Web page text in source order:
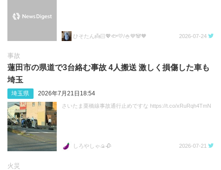
ひそたん👼🏻💖🐟️💛/🍚💙🐼🧡 2026-07-24
事故
蓮田市の県道で3台絡む事故 4人搬送 激しく損傷した車も
埼玉
埼玉県 2026年7月21日18:54
さいたま栗橋線事故通行止めですな https://t.co/xRuRqh4TmN
しろやしゃ🍙🥀 2026-07-21
火災